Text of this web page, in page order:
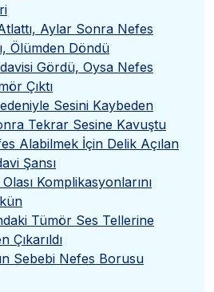
Aylar Sonra Nefes
Ölümden Döndü
Gördü, Oysa Nefes
Çıktı
Sesini Kaybeden
Tekrar Sesine Kavuştu
Alabilmek İçin Delik Açılan
Şansı
Komplikasyonlarını
Tümör Ses Tellerine
Çıkarıldı
Sebebi Nefes Borusu